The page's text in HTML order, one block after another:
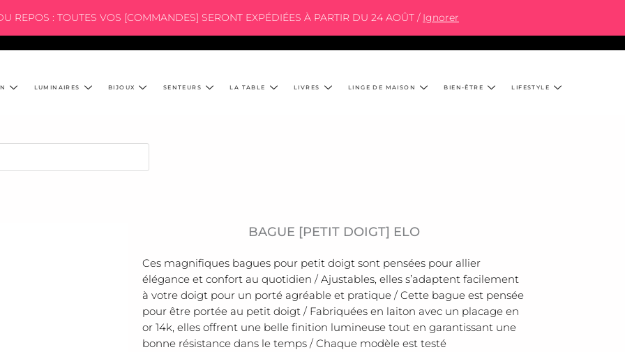
REPOS : TOUTES VOS [COMMANDES] SERONT EXPÉDIÉES À PARTIR DU 24 AOÛT / Ignorer
LUMINAIRES BIJOUX SENTEURS LA TABLE LIVRES LINGE DE MAISON BIEN-ÊTRE LIFESTYLE
BAGUE [PETIT DOIGT] ELO
Ces magnifiques bagues pour petit doigt sont pensées pour allier
élégance et confort au quotidien / Ajustables, elles s’adaptent facilement
à votre doigt pour un porté agréable et pratique / Cette bague est pensée
pour être portée au petit doigt / Fabriquées en laiton avec un placage en
or 14k, elles offrent une belle finition lumineuse tout en garantissant une
bonne résistance dans le temps / Chaque modèle est testé